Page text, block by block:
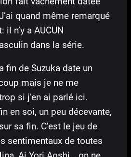
quand même remarqué
il n’y a AUCUN
dans la série.
fin de Suzuka date un
mais je ne me
si j’en ai parlé ici.
en soi, un peu décevante,
sa fin. C’est le jeu de
sentimentaux de toutes